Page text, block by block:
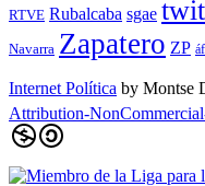
RTVE Rubalcaba sgae
Navarra Zapatero ZP
Internet Política by Montse
Attribution-